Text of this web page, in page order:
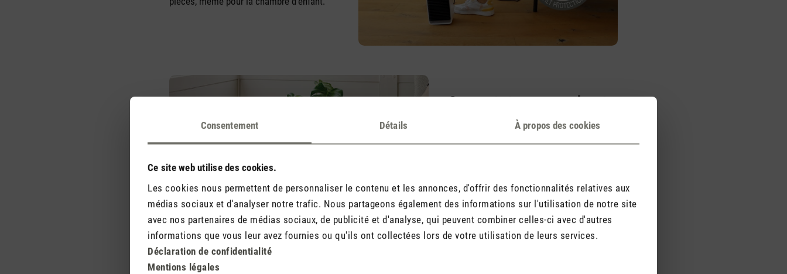
Consentement Détails À propos des cookies
Ce site web utilise des cookies.
Les cookies nous permettent de personnaliser le contenu et les annonces, d'offrir des fonctionnalités relatives aux
médias sociaux et d'analyser notre trafic. Nous partageons également des informations sur l'utilisation de notre site
avec nos partenaires de médias sociaux, de publicité et d'analyse, qui peuvent combiner celles-ci avec d'autres
informations que vous leur avez fournies ou qu'ils ont collectées lors de votre utilisation de leurs services.
Déclaration de confidentialité
Mentions légales
Compact et peu encombrant
Un grand atout de Sam little est sa taille
compacte qui lui permet de s’intégrer sans